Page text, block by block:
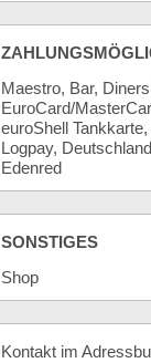
Maestro, Bar,
EuroCard/
euroShell
Logpay,
Edenred
SONSTIGES
Shop
Kontakt im